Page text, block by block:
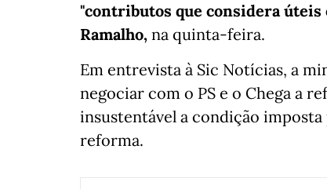
"contributos que considera
Ramalho, na quinta-feira.
Em entrevista à Sic Notícias, a
negociar com o PS e o Chega a
insustentável a condição
reforma.